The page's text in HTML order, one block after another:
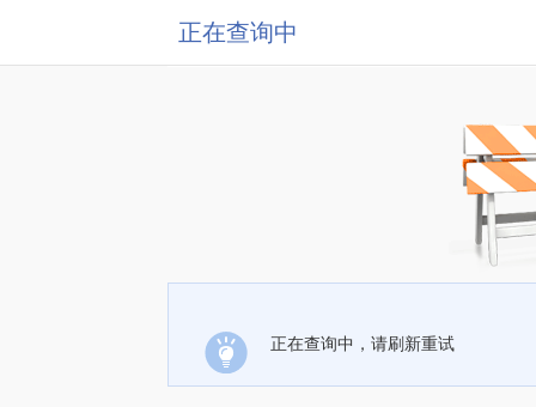
正在查询中
正在查询中，请刷新重试